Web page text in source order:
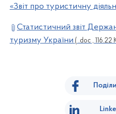
«Звіт про туристичну
Статистичний звіт
туризму України ( .doc , 116.22